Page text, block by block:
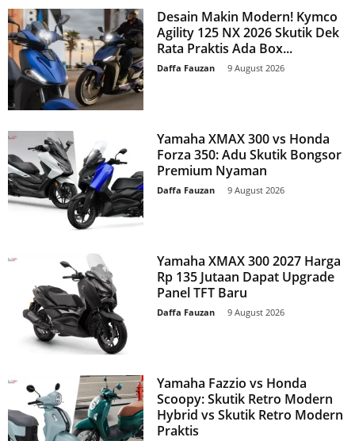
Desain Makin Modern! Kymco
Agility 125 NX 2026 Skutik Dek
Rata Praktis Ada Box...
Daffa Fauzan 9 August 2026
Yamaha XMAX 300 vs Honda
Forza 350: Adu Skutik Bongsor
Premium Nyaman
Daffa Fauzan 9 August 2026
Yamaha XMAX 300 2027 Harga
Rp 135 Jutaan Dapat Upgrade
Panel TFT Baru
Daffa Fauzan 9 August 2026
Yamaha Fazzio vs Honda
Scoopy: Skutik Retro Modern
Hybrid vs Skutik Retro Modern
Praktis